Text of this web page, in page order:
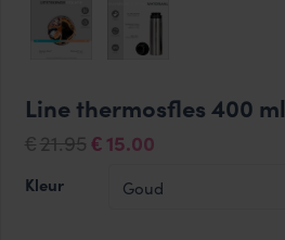
Line thermosfles 400 ml
€21.95Oorspronkelijke
was:
€ 15.00Huidige
is:
Kleur